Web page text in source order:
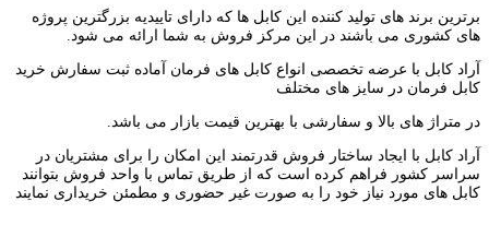
برترین برند های تولید کننده این کابل ها که دارای تاییدیه بزرگترین پروژه
های کشوری می باشند در این مرکز فروش به شما ارائه می شود.
آراد کابل با عرضه تخصصی انواع کابل های فرمان آماده ثبت سفارش خرید
کابل فرمان در سایز های مختلف
در متراژ های بالا و سفارشی با بهترین قیمت بازار می باشد.
آراد کابل با ایجاد ساختار فروش قدرتمند این امکان را برای مشتریان در
سراسر کشور فراهم کرده است که از طریق تماس با واحد فروش بتوانند
کابل های مورد نیاز خود را به صورت غیر حضوری و مطمئن خریداری نمایند